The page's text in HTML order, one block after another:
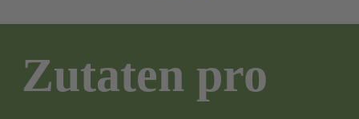
Zutaten pro